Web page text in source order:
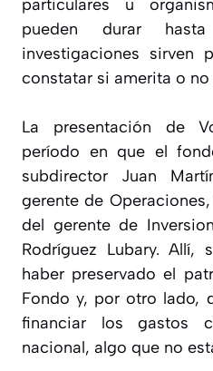
particulares u
pueden durar
investigaciones sirven
constatar si amerita o
La presentación de
período en que el
subdirector Juan
gerente de
del gerente de
Rodríguez Lubary.
haber preservado el
Fondo y, por otro lado,
financiar los gastos
nacional, algo que no